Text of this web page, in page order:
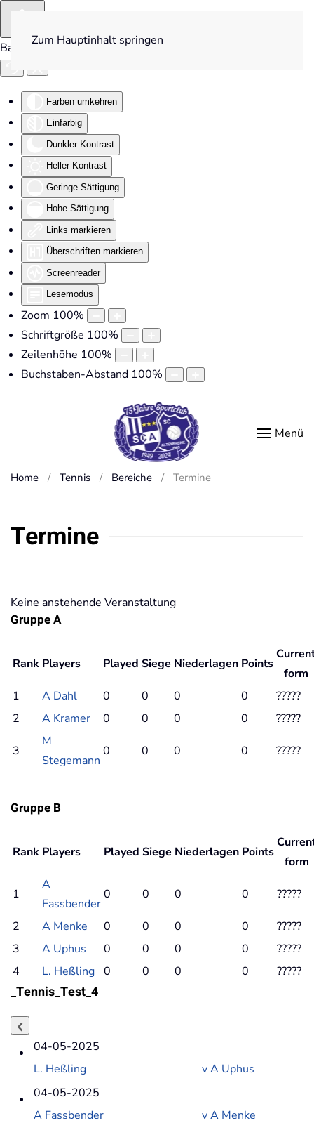
Barrierefreiheit
Farben umkehren
Einfarbig
Dunkler Kontrast
Heller Kontrast
Geringe Sättigung
Hohe Sättigung
Links markieren
Überschriften markieren
Screenreader
Lesemodus
Zoom 100%
Schriftgröße 100%
Zeilenhöhe 100%
Buchstaben-Abstand 100%
Zum Hauptinhalt springen
Menü
Home Tennis Bereiche Termine
Termine
Keine anstehende Veranstaltung
Gruppe A
Rank Players Played Siege Niederlagen Points
form
1
A Dahl 0 0 0 0 ?????
2
A Kramer 0 0 0 0 ?????
3
M
Stegemann
0 0 0 0 ?????
Gruppe B
Rank Players Played Siege Niederlagen Points
form
1
A
Fassbender
0 0 0 0 ?????
2 A Menke 0 0 0 0 ?????
3
A Uphus 0 0 0 0 ?????
4
L. Heßling 0 0 0 0 ?????
_Tennis_Test_4
04-05-2025
L. Heßling
vA Uphus
04-05-2025
A Fassbender
vA Menke